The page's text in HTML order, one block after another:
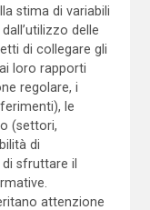
stima di variabili
delle
di collegare gli
loro rapporti
regolare, i
le
(settori,
di
sfruttare il
attenzione